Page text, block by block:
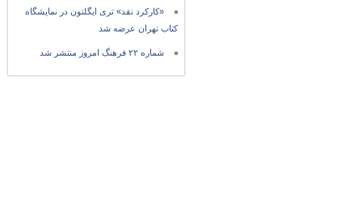
«کارکرد نقد» تری ایگلتون در نمایشگاه
کتاب تهران عرضه شد
شماره ۲۲ فرهنگ امروز منتشر شد